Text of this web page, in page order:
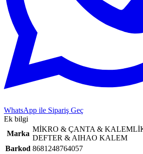
WhatsApp ile Sipariş Geç
Ek bilgi
Marka
MİKRO & ÇANTA &
DEFTER & AIHAO KALEM
Barkod 8681248764057